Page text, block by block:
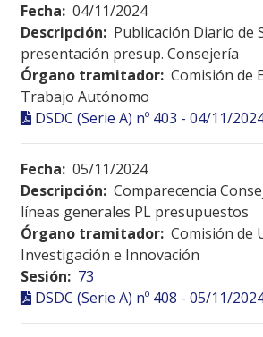
Fecha: 04/11/2024
Descripción: Publicación Diario de
presentación presup. Consejería
Órgano tramitador: Comisión de
Trabajo Autónomo
DSDC (Serie A) nº 403 - 04/11/
Fecha: 05/11/2024
Descripción: Comparecencia
líneas generales PL presupuestos
Órgano tramitador: Comisión de
Investigación e Innovación
Sesión: 73
DSDC (Serie A) nº 408 - 05/11/